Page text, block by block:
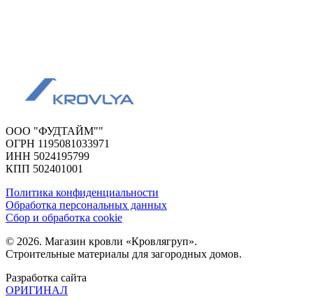
ООО "ФУДТАЙМ""
ОГРН 1195081033971
ИНН 5024195799
КПП 502401001
Политика конфиденциальности
Обработка персональных данных
Сбор и обработка cookie
© 2026. Магазин кровли «Кровлягруп».
Строительные материалы для загородных домов.
Разработка сайта
ОРИГИНАЛ